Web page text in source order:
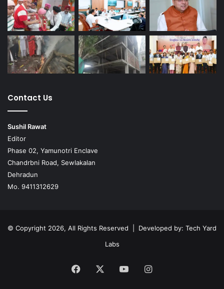
Contact Us
Sushil Rawat
Editor
Phase 02, Yamunotri Enclave
Chandrbni Road, Sewlakalan
Dehradun
Mo. 9411312629
© Copyright 2026, All Rights Reserved | Developed by: Tech Yard
Labs
Facebook YouTubeInstagram